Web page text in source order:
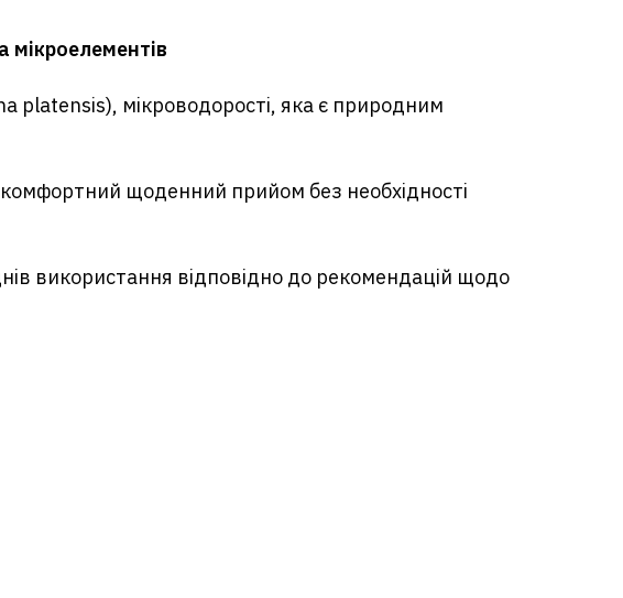
мікроелементів
platensis), мікроводорості, яка є природним
щоденний прийом без необхідності
використання відповідно до рекомендацій щодо